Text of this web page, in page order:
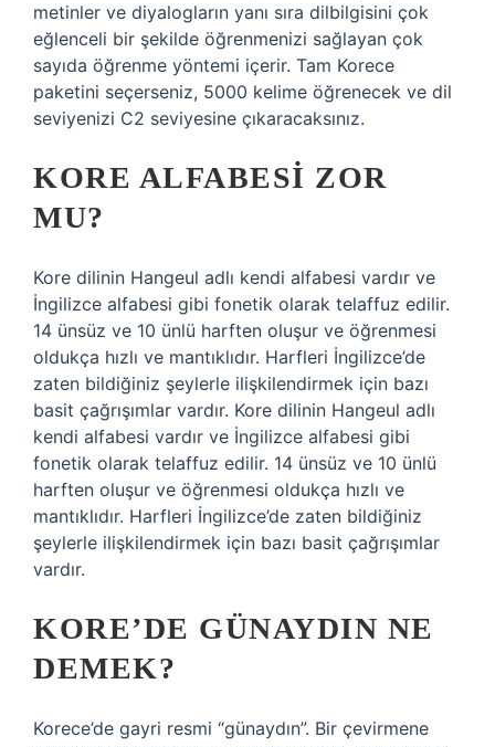
metinler ve diyalogların yanı sıra dilbilgisini çok
eğlenceli bir şekilde öğrenmenizi sağlayan çok
sayıda öğrenme yöntemi içerir. Tam Korece
paketini seçerseniz, 5000 kelime öğrenecek ve dil
seviyenizi C2 seviyesine çıkaracaksınız.
KORE ALFABESI ZOR
MU?
Kore dilinin Hangeul adlı kendi alfabesi vardır ve
İngilizce alfabesi gibi fonetik olarak telaffuz edilir.
14 ünsüz ve 10 ünlü harften oluşur ve öğrenmesi
oldukça hızlı ve mantıklıdır. Harfleri İngilizce’de
zaten bildiğiniz şeylerle ilişkilendirmek için bazı
basit çağrışımlar vardır. Kore dilinin Hangeul adlı
kendi alfabesi vardır ve İngilizce alfabesi gibi
fonetik olarak telaffuz edilir. 14 ünsüz ve 10 ünlü
harften oluşur ve öğrenmesi oldukça hızlı ve
mantıklıdır. Harfleri İngilizce’de zaten bildiğiniz
şeylerle ilişkilendirmek için bazı basit çağrışımlar
vardır.
KORE’DE GÜNAYDIN NE
DEMEK?
Korece’de gayri resmi “günaydın”. Bir çevirmene